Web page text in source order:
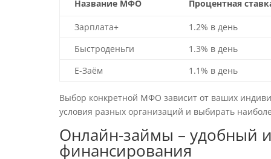
Название МФО Процентная
Зарплата+
1.2% в день
Быстроденьги
1.3% в день
Е-Заём
1.1% в день
Выбор конкретной МФО зависит от ваших
условия разных организаций и выбирать
Онлайн-займы – удобный
финансирования